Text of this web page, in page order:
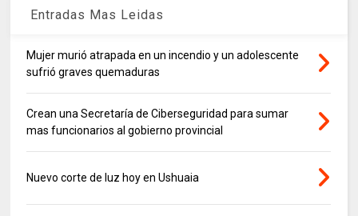
Entradas Mas Leidas
Mujer murió atrapada en un incendio y un adolescente
sufrió graves quemaduras
Crean una Secretaría de Ciberseguridad para sumar
mas funcionarios al gobierno provincial
Nuevo corte de luz hoy en Ushuaia